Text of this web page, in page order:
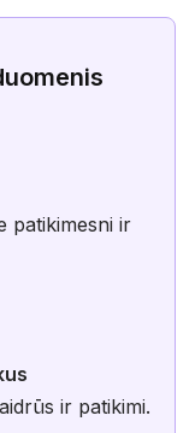
patikimesni ir
ir patikimi.